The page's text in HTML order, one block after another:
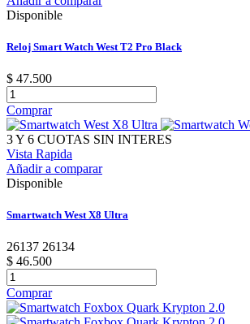
Disponible
Reloj Smart Watch West T2 Pro Black
$ 47.500
Comprar
3 Y 6 CUOTAS SIN INTERES
Vista Rapida
Añadir a comparar
Disponible
Smartwatch West X8 Ultra
26137 26134
$ 46.500
Comprar